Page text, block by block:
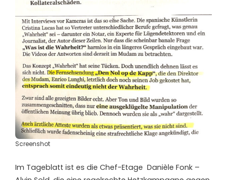
Screenshot
Im Tageblatt ist es die Chef-Etage Danièle Fonk –